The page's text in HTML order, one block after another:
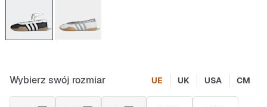
Wybierz swój rozmiar UE UK USA CM